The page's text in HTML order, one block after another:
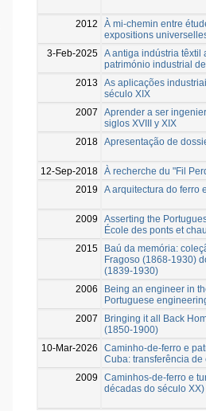
2012
À mi-chemin entre
expositions
3-Feb-2025 A antiga indústria têxtil
património industrial
2013
As aplicações
século XIX
2007
Aprender a ser
siglos XVIII y XIX
2018 Apresentação de
12-Sep-2018 À recherche du "Fil
2019
A arquitectura do ferro
2009
Asserting the
École des ponts et
2015
Baú da memória:
Fragoso (1868-1930)
(1839-1930)
2006
Being an engineer in
Portuguese
2007
Bringing it all Back
(1850-1900)
10-Mar-2026
Caminho-de-ferro e
Cuba: transferência
2009
Caminhos-de-ferro e
décadas do século XX)